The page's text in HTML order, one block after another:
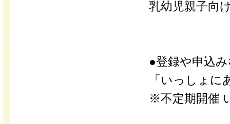
乳幼児親子向
●登録や申込
「いっしょに
※不定期開催